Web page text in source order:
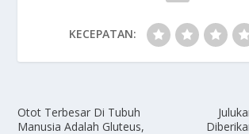
KECEPATAN:
Otot Terbesar Di Tubuh
Manusia Adalah Gluteus,